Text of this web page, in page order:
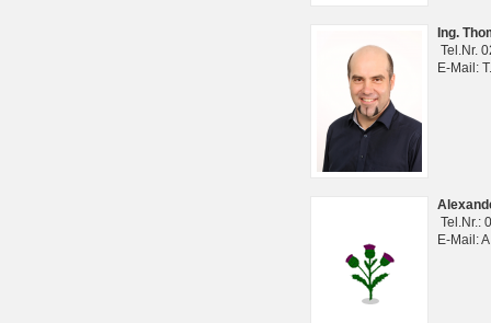
Ing.
Tel.Nr.
E-Mail:
Tel.Nr.:
E-Mail: